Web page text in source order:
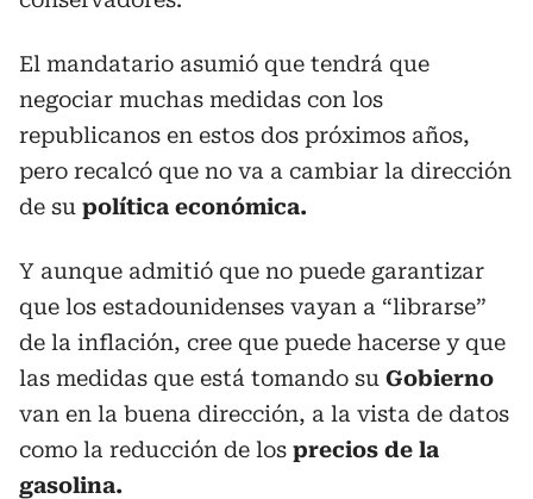
El mandatario asumió que tendrá que
negociar muchas medidas con los
republicanos en estos dos próximos años,
pero recalcó que no va a cambiar la dirección
de su política económica.
Y aunque admitió que no puede garantizar
que los estadounidenses vayan a “librarse”
de la inflación, cree que puede hacerse y que
las medidas que está tomando su Gobierno
van en la buena dirección, a la vista de datos
como la reducción de los precios de la
gasolina.